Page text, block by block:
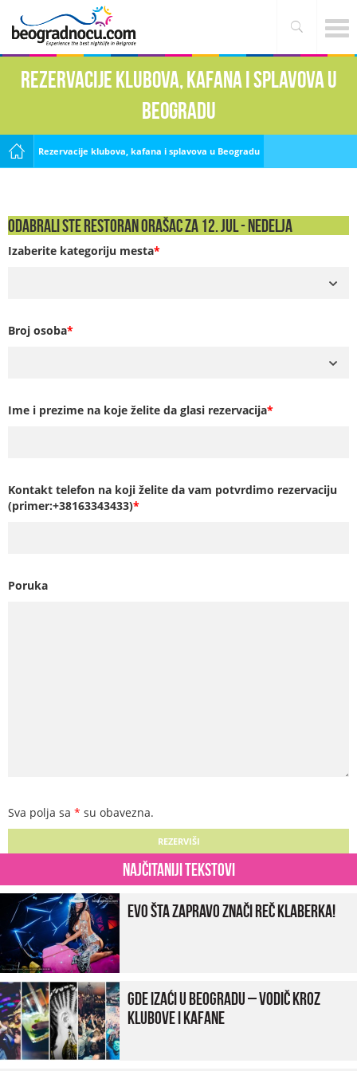
Rezervacije klubova, kafana i splavova u
Beogradu
Rezervacije klubova, kafana i splavova u Beogradu
Odabrali ste Restoran Orašac za 12. Jul - NEDELJA
Izaberite kategoriju mesta*
Broj osoba*
Ime i prezime na koje želite da glasi rezervacija*
Kontakt telefon na koji želite da vam potvrdimo rezervaciju
(primer:+38163343433)*
Poruka
Sva polja sa * su obavezna.
Najčitaniji tekstovi
Evo šta zapravo znači reč klaberka!
Gde izaći u Beogradu – vodič kroz
klubove i kafane